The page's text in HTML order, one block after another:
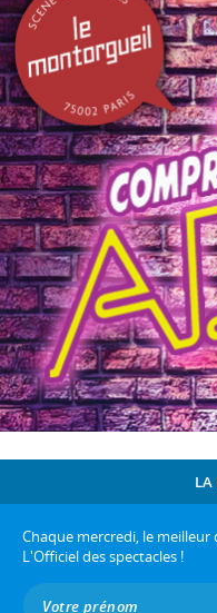
LA
Chaque mercredi, le meilleur
L'Officiel des spectacles !